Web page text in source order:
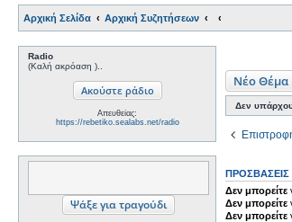
Αρχική Σελίδα Αρχική Συζητήσεων
Radio
(Καλή ακρόαση )..
Απευθείας:
https://rebetiko.sealabs.net/radio
Νέο Θέμα
Δεν
Δεν μπορείτε
Δεν μπορείτε
Δεν μπορείτε